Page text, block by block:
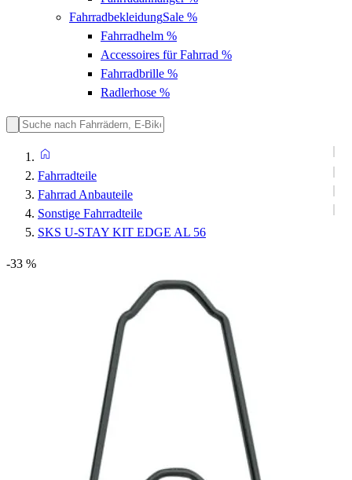
FahrradbekleidungSale %
Fahrradhelm %
Accessoires für Fahrrad %
Fahrradbrille %
Radlerhose %
Fahrradteile
Fahrrad Anbauteile
Sonstige Fahrradteile
SKS U-STAY KIT EDGE AL 56
-33 %